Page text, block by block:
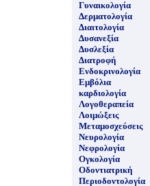
Γυναικολογία
Δερματολογία
Διαιτολογία
Δυσανεξία
Δυσλεξία
Διατροφή
Ενδοκρινολογία
Εμβόλια
καρδιολογία
Λογοθεραπεία
Λοιμώξεις
Μεταμοσχεύσεις
Νευρολογία
Νεφρολογία
Ογκολογία
Οδοντιατρική
Περιοδοντολογία